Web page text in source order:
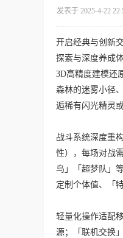
发表于 2025-4-22
开启经典与创新
探索与深度养成
3D高精度建模还
森林的迷雾小径
逅稀有闪光精灵
战斗系统深度重
性），每场对战
鸟」「超梦队」
定制个体值、「
轻量化操作适配
源；「联机交换